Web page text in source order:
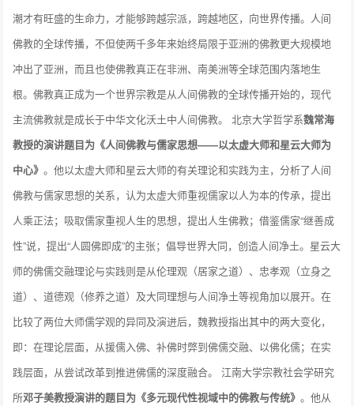
潮才有旺盛的生命力，才能够跨越宗派，跨越地区，向世界传播。人间
佛教的全球传播，不但使两千多年来始终局限于亚洲的佛教更大规模地
冲出了亚洲，而且也使佛教真正在非洲、南美洲等全球范围内落地生
根。佛教真正成为一个世界宗教是从人间佛教的全球传播开始的，现代
主流佛教就是成长于中华文化沃土中人间佛教。 北京大学哲学系魏常海
教授的演讲题目为《人间佛教与儒家思想——以太虚大师和星云大师为
中心》。他以太虚大师和星云大师的有关理论和实践为主，分析了人间
佛教与儒家思想的关系，认为太虚大师重视儒家以人为本的传承，提出
人乘正法；吸取儒家重视人生的思想，提出人生佛教；借鉴儒家“继善成
性”说，提出“人圆佛即成”的主张；倡导世界大同，创造人间净土。星云大
师的佛儒交融理论与实践则是从伦理观（居家之道）、忠孝观（立身之
道）、道德观（修养之道）及大同理想与人间净土等视角加以展开。在
比较了两位大师儒学观的异同及演进后，魏教授指出其中的两大变化，
即：在理论层面，从援儒入佛、补佛时弊到佛儒交融、以佛化儒；在实
践层面，从尝试改革到推进佛儒的深度融合。 江南大学宗教社会学研究
所邓子美教授演讲的题目为《多元现代性视域中的佛教与传统》。他从